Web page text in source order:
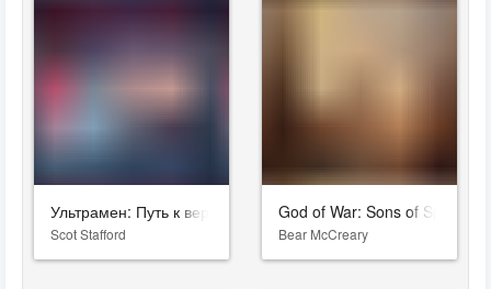
Ультрамен: Путь к вершине
Scot Stafford
God of War: Sons of Sparta
Bear McCreary